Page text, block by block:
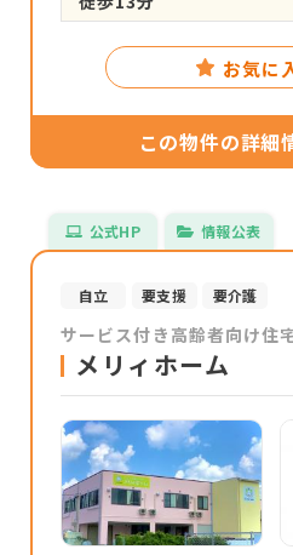
お気に
この物件の詳細
公式HP 情報公表
自立 要支援 要介護
サービス付き高齢者向け住
メリィホーム